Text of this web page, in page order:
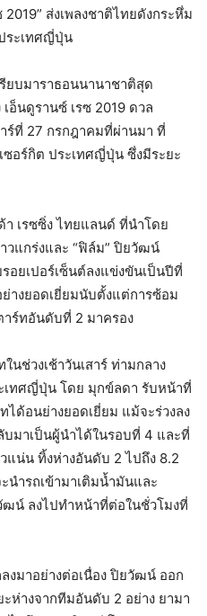
ส่งเพลงชาติไทยดังกระหึ่ม
ระเทศญี่ปุ่น
ยบมาราธอนนานาชาติสุด
อ็นดูรานซ์ เรซ 2019 ดวล
ร์ที่ 27 กรกฎาคมที่ผ่านมา ที่
อร์กิต ประเทศญี่ปุ่น ซึ่งมีระยะ
เรซซิ่ง ไทยแลนด์ ที่นำโดย
วแกร่งและ “ฟิล์ม” ปิยวัฒน์
ยเปอร์เซ็นต์ลงแข่งขันเป็นปีที่
างยอดเยี่ยมนับตั้งแต่การซ้อม
าร์ทอันดับที่ 2 มาครอง
นช่วงเช้าวันเสาร์ ท่ามกลาง
เทศญี่ปุ่น โดย มุกข์ลดา รับหน้าที่
ด้อนย่างยอดเยี่ยม แม้จะร่วงลง
มาเป็นผู้นำได้ในรอบที่ 4 และที่
แน่น ทิ้งห่างอันดับ 2 ไปถึง 8.2
นำรถเข้ามาเติมน้ำมันและ
น์ ลงไปทำหน้าที่ต่อในชั่วโมงที่
มาอย่างต่อเนื่อง ปิยวัฒน์ ออก
ห่างจากทีมอันดับ 2 อย่าง ยามา